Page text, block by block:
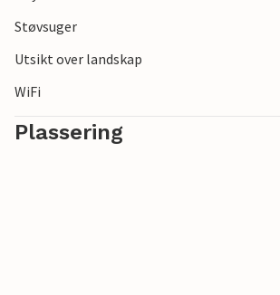
Støvsuger
Utsikt over landskap
WiFi
Plassering